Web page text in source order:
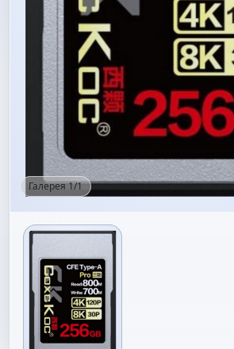
Галерея1/1